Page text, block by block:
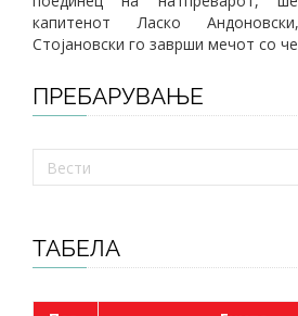
капитенот Ласко
Стојановски го заврши мечот со
ПРЕБАРУВАЊЕ
ТАБЕЛА